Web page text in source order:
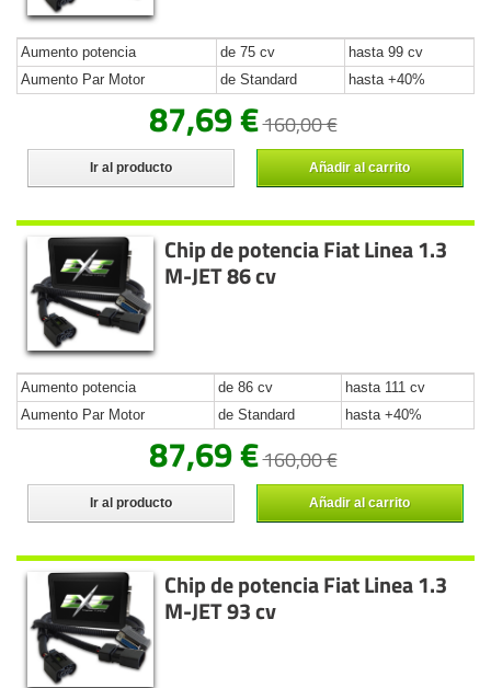
Aumento potencia de 75 cv
hasta 99 cv
Aumento Par Motor
de Standard hasta +40%
87,69 €160,00 €
Ir al producto Añadir al carrito
Chip de potencia Fiat Linea 1.3
M-JET 86 cv
Aumento potencia de 86 cv
hasta 111 cv
Aumento Par Motor
de Standard hasta +40%
87,69 €160,00 €
Ir al producto Añadir al carrito
Chip de potencia Fiat Linea 1.3
M-JET 93 cv